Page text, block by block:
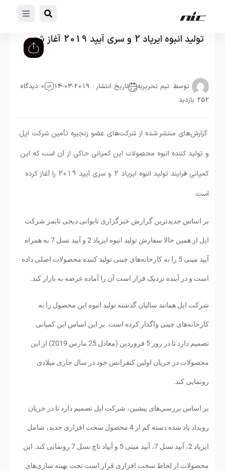
تولید انبوه ایرپاد 2 و سری آیپد 2019 آغاز شد
توسط :تیم تحریریه تاریخ انتشار : 2019-03-14
0 دیدگاه
252 بازدید
گزارش‌های منتشر شده از شرکت‌های عضو زنجیره تأمین شرکت اپل
و تولید کننده انبوه محصولات این کمپانی حاکی از آن است که این
کمپانی فرایند تولید انبوه ایرپاد 2 و سری آیپد 2019 را آغاز کرده
است.
بر اساس جدیدترین گزارش خبرگزاری تایوانی دیجی تایمز شرکت
اپل از همین حالا سفارش تولید انبوه ایرپاد 2 و آیپد نسل 7 به همراه
آیپد مینی 5 را به کارخانه‌های چینی تولید کننده محصولات اصلی داده
است و در آینده نزدیک قرار است آن را آماده عرضه به بازار کند.
شرکت اپل همانند سالیان گذشته تولید انبوه این محصول را به
کارخانه‌های چینی واگذار کرده است. بر این اساس این کمپانی
تصمیم دارد تا در روز 5 فروردین (معادل 25 مارس 2019) از این
محصولات در جریان اولین کنفرانس خود در سال جاری میلادی
رونمایی کند.
بر اساس بررسی‌های پیشین، شرکت اپل تصمیم دارد تا در جریان
رویداد یاد شده دسته کم از 4 محصول سخت افزاری جدید، شامل
ایرپاد 2، آیپد نسل 7، آیپد مینی 5 و آیپاد تاچ نسل 7 رونمایی کند. این
محصولات از لحاظ سخت افزاری قرار است تحت بهینه سازی‌های